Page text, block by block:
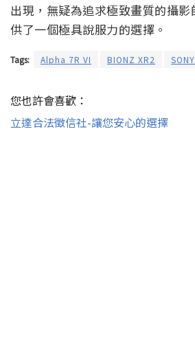
出現，無疑為追求極致畫質的攝
供了一個極具說服力的選擇。
Tags: Alpha 7R VI BIONZ XR2 SONY
您也許會喜歡：
立達合法徵信社-讓您安心的選擇